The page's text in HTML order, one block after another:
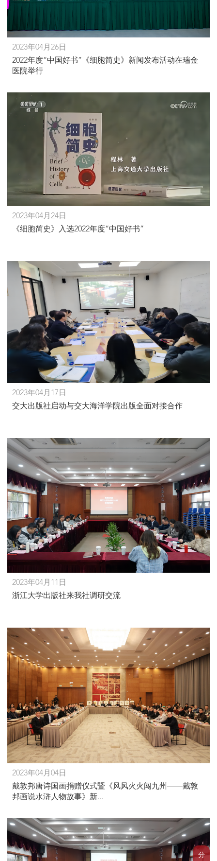
分
2023年04月26日
2022年度“中国好书”《细胞简史》新闻发布活动在瑞金
医院举行
2023年04月24日
《细胞简史》入选2022年度“中国好书”
2023年04月17日
交大出版社启动与交大海洋学院出版全面对接合作
2023年04月11日
浙江大学出版社来我社调研交流
2023年04月04日
戴敦邦唐诗国画捐赠仪式暨《风风火火闯九州——戴敦
邦画说水浒人物故事》新...